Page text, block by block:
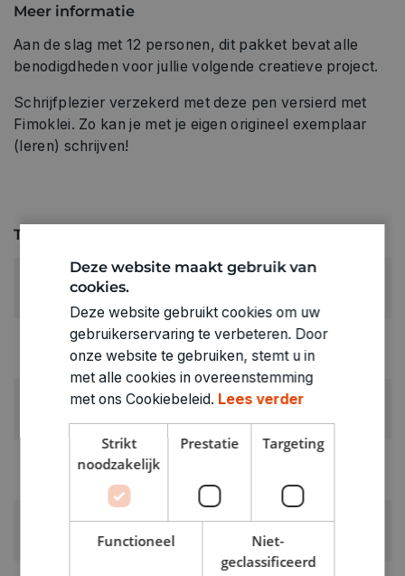
Meer informatie
Aan de slag met 12 personen, dit pakket bevat alle
benodigdheden voor jullie volgende creatieve project.
Schrijfplezier verzekerd met deze pen versierd met
Fimoklei. Zo kan je met je eigen origineel exemplaar
(leren) schrijven!
Technische specificaties
AANTAL KNUTSELMOMENTEN:
LEEFTIJD VANAF:
RUBRIEK:
Creapakketten
ARTIKELNUMMER
Deze website maakt gebruik van
cookies.
Deze website gebruikt cookies om uw
gebruikerservaring te verbeteren. Door
onze website te gebruiken, stemt u in
met alle cookies in overeenstemming
met ons Cookiebeleid. Lees verder
Strikt
noodzakelijk
Prestatie Targeting
Functioneel
Niet-
geclassificeerd